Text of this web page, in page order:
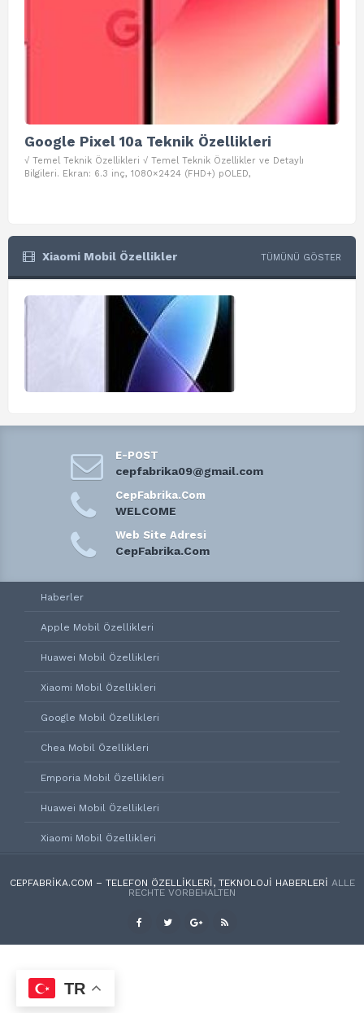
Google Pixel 10a Teknik Özellikleri
√ Temel Teknik Özellikleri √ Temel Teknik Özellikler ve Detaylı
Bilgileri. Ekran: 6.3 inç, 1080×2424 (FHD+) pOLED,
Xiaomi Mobil Özellikler TÜMÜNÜ GÖSTER
E-POST
cepfabrika09@gmail.com
CepFabrika.Com
WELCOME
Web Site Adresi
CepFabrika.Com
Haberler
Apple Mobil Özellikleri
Huawei Mobil Özellikleri
Xiaomi Mobil Özellikleri
Google Mobil Özellikleri
Chea Mobil Özellikleri
Emporia Mobil Özellikleri
Huawei Mobil Özellikleri
Xiaomi Mobil Özellikleri
CEPFABRIKA.COM – TELEFON ÖZELLIKLERI, TEKNOLOJI HABERLERI ALLE
RECHTE VORBEHALTEN
TR